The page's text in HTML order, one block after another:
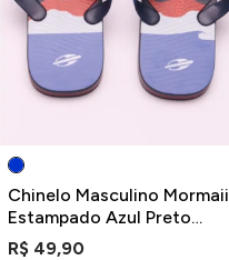
Chinelo Masculino Mormaii
Estampado Azul Preto
Vermelho
R$ 49,90